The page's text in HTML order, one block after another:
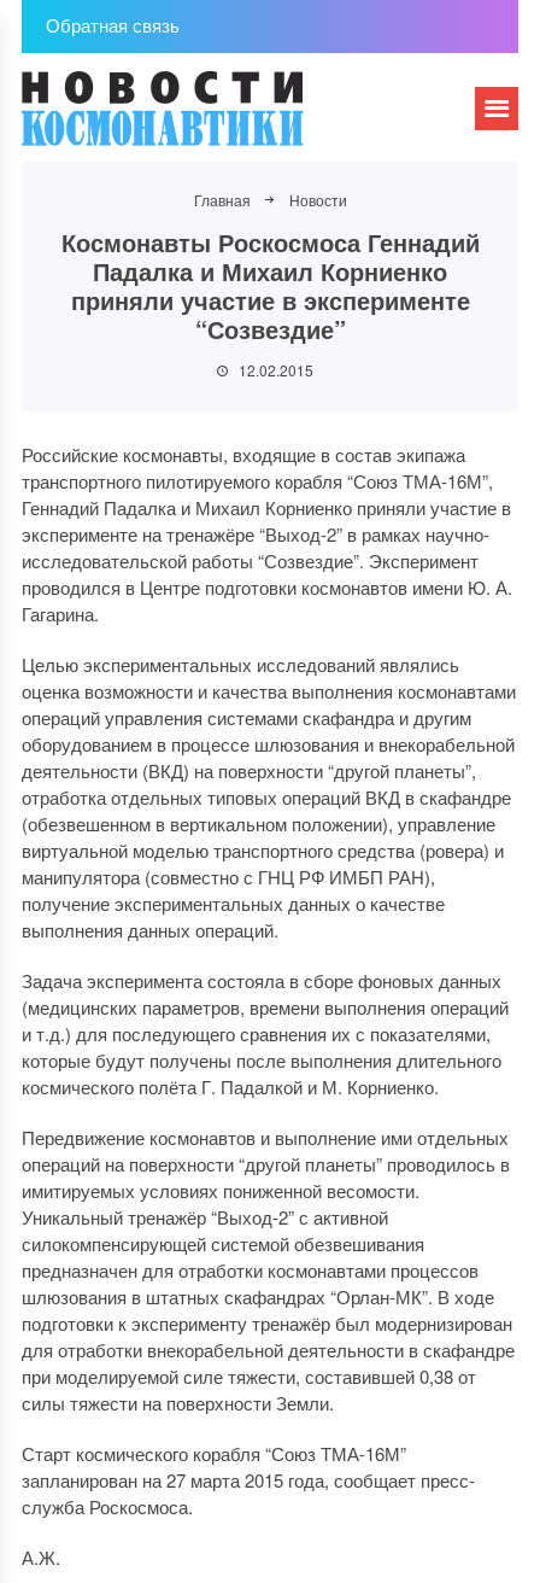
Обратная связь
Главная Новости
Космонавты Роскосмоса Геннадий
Падалка и Михаил Корниенко
приняли участие в эксперименте
“Созвездие”
12.02.2015
Российские космонавты, входящие в состав экипажа
транспортного пилотируемого корабля “Союз ТМА-16М”,
Геннадий Падалка и Михаил Корниенко приняли участие в
эксперименте на тренажёре “Выход-2” в рамках научно-
исследовательской работы “Созвездие”. Эксперимент
проводился в Центре подготовки космонавтов имени Ю. А.
Гагарина.
Целью экспериментальных исследований являлись
оценка возможности и качества выполнения космонавтами
операций управления системами скафандра и другим
оборудованием в процессе шлюзования и внекорабельной
деятельности (ВКД) на поверхности “другой планеты”,
отработка отдельных типовых операций ВКД в скафандре
(обезвешенном в вертикальном положении), управление
виртуальной моделью транспортного средства (ровера) и
манипулятора (совместно с ГНЦ РФ ИМБП РАН),
получение экспериментальных данных о качестве
выполнения данных операций.
Задача эксперимента состояла в сборе фоновых данных
(медицинских параметров, времени выполнения операций
и т.д.) для последующего сравнения их с показателями,
которые будут получены после выполнения длительного
космического полёта Г. Падалкой и М. Корниенко.
Передвижение космонавтов и выполнение ими отдельных
операций на поверхности “другой планеты” проводилось в
имитируемых условиях пониженной весомости.
Уникальный тренажёр “Выход-2” с активной
силокомпенсирующей системой обезвешивания
предназначен для отработки космонавтами процессов
шлюзования в штатных скафандрах “Орлан-МК”. В ходе
подготовки к эксперименту тренажёр был модернизирован
для отработки внекорабельной деятельности в скафандре
при моделируемой силе тяжести, составившей 0,38 от
силы тяжести на поверхности Земли.
Старт космического корабля “Союз ТМА-16М”
запланирован на 27 марта 2015 года, сообщает пресс-
служба Роскосмоса.
А.Ж.